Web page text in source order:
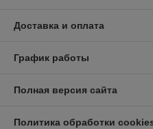
Доставка и оплата
График работы
Полная версия сайта
Политика обработки